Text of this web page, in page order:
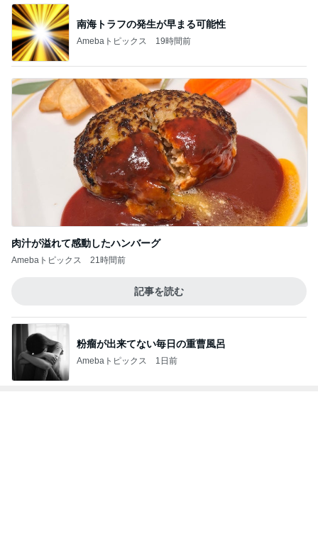
肉汁が溢れて感動したハンバーグ
Amebaトピックス
記事を読む
粉瘤が出来てない毎日の重曹風呂
Amebaトピックス 1日前